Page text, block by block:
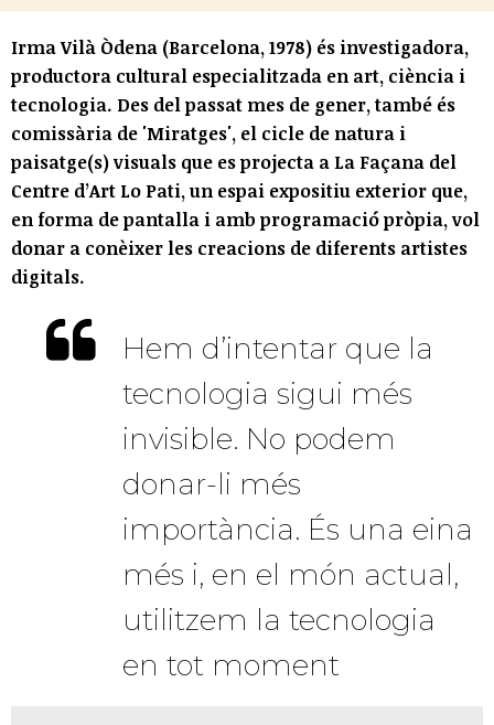
Irma Vilà Òdena (Barcelona, 1978) és investigadora,
productora cultural especialitzada en art, ciència i
tecnologia. Des del passat mes de gener, també és
comissària de 'Miratges', el cicle de natura i
paisatge(s) visuals que es projecta a La Façana del
Centre d’Art Lo Pati, un espai expositiu exterior que,
en forma de pantalla i amb programació pròpia, vol
donar a conèixer les creacions de diferents artistes
digitals.
Hem d’intentar que la
tecnologia sigui més
invisible. No podem
donar-li més
importància. És una eina
més i, en el món actual,
utilitzem la tecnologia
en tot moment